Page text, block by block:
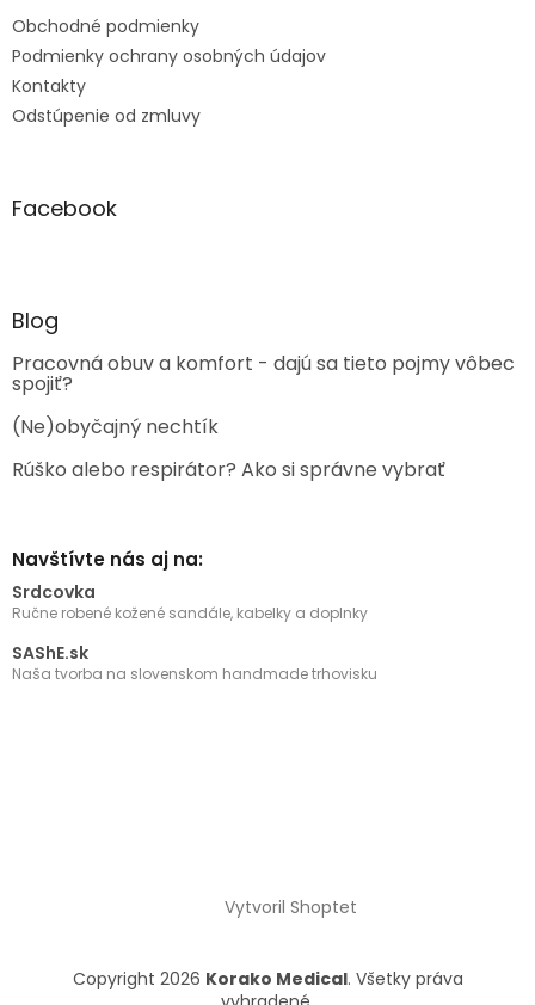
Obchodné podmienky
Podmienky ochrany osobných údajov
Kontakty
Odstúpenie od zmluvy
Facebook
Blog
Pracovná obuv a komfort - dajú sa tieto pojmy vôbec
spojiť?
(Ne)obyčajný nechtík
Rúško alebo respirátor? Ako si správne vybrať
Navštívte nás aj na:
Srdcovka
Ručne robené kožené sandále, kabelky a doplnky
SAShE.sk
Naša tvorba na slovenskom handmade trhovisku
Vytvoril Shoptet
Copyright 2026 Korako Medical. Všetky práva